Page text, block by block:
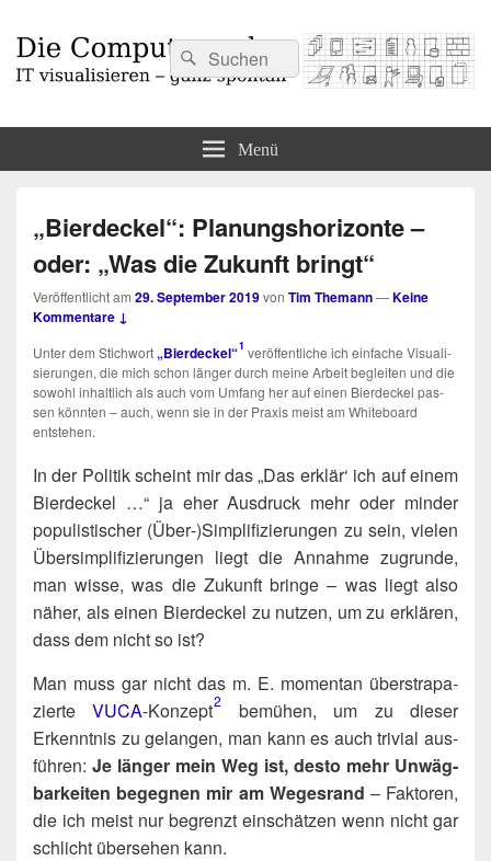
Suchen
nach:
Suchen
Menü
„Bierdeckel“: Planungshorizonte –
oder: „Was die Zukunft bringt“
Veröffentlicht am 29. September 2019von Tim Themann—Keine
Kommentare ↓
Unter dem Stich­wort„Bier­de­ckel“1 ver­öf­fent­li­che ich ein­fa­che Visua­li­
sie­run­gen, die mich schon län­ger durch mei­ne Arbeit beglei­ten und die
sowohl inhalt­lich als auch vom Umfang her auf einen Bier­de­ckel pas­
sen könn­ten – auch, wenn sie in der Pra­xis meist am White­board
entstehen.
In der Poli­tik scheint mir das „Das erklär‘ ich auf einem
Bier­de­ckel …“ ja eher Aus­druck mehr oder min­der
popu­lis­ti­scher (Über‑)​Simplifizierungen zu sein, vie­len
Über­sim­pli­fi­zie­run­gen liegt die Annah­me zugrun­de,
man wis­se, was die Zukunft brin­ge – was liegt also
näher, als einen Bier­de­ckel zu nut­zen, um zu erklä­ren,
dass dem nicht so ist?
Man muss gar nicht das m. E. momen­tan über­stra­pa­
zier­teVUCA-Konzept​2
bemü­hen, um zu die­ser
Erkennt­nis zu gelan­gen, man kann es auch tri­vi­al aus­
füh­ren: Je län­ger mein Weg ist, des­to mehr Unwäg­
bar­kei­ten begeg­nen mir am Weges­rand – Fak­to­ren,
die ich meist nur begrenzt ein­schät­zen wenn nicht gar
schlicht über­se­hen kann.